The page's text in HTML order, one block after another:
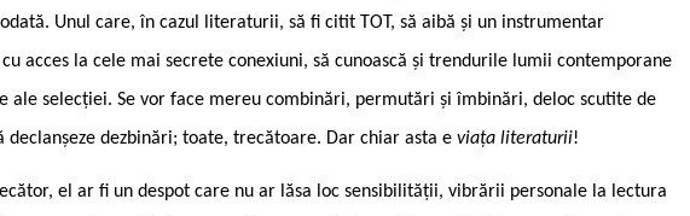
Unul care, în cazul literaturii, să fi citit TOT, să aibă și un instrumentar
acces la cele mai secrete conexiuni, să cunoască și trendurile lumii contemporane
ale selecției. Se vor face mereu combinări, permutări și îmbinări, deloc scutite de
declanșeze dezbinări; toate, trecătoare. Dar chiar asta e viața literaturii!
el ar fi un despot care nu ar lăsa loc sensibilității, vibrării personale la lectura